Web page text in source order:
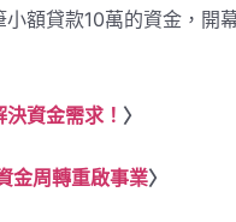
額貸款10萬的資金，開
資金需求！ 〉
金周轉重啟事業〉